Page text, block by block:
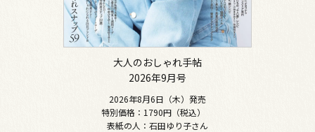
大人のおしゃれ手帖
2026年9月号
2026年8月6日（木）発売
特別価格：1790円（税込）
表紙の人：石田ゆり子さん